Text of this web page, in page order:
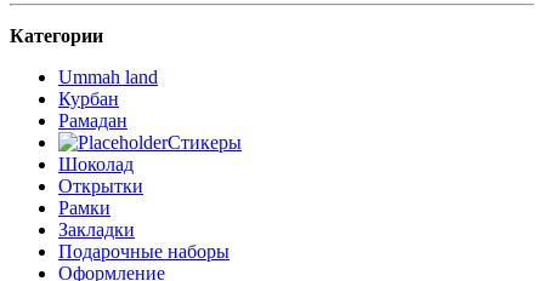
Категории
Ummah land
Курбан
Рамадан
Стикеры
Шоколад
Открытки
Рамки
Закладки
Подарочные наборы
Оформление